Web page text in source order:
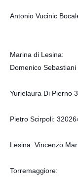
Antonio Vucinic
Marina di Lesina:
Domenico
Yurielaura Di Pierno
Pietro Scirpoli:
Lesina: Vincenzo
Torremaggiore: